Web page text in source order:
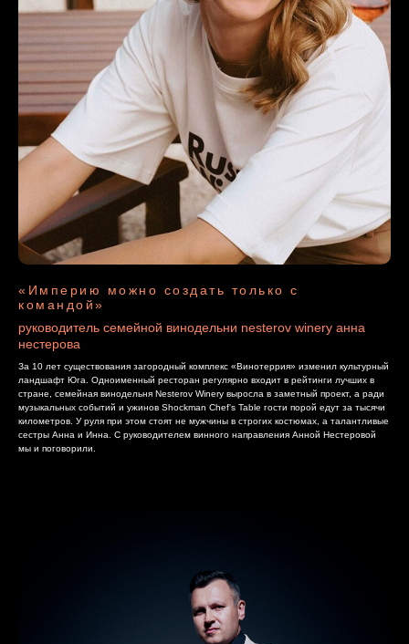
«Империю можно создать только с
командой»
руководитель семейной винодельни nesterov winery анна
нестерова
За 10 лет существования загородный комплекс «Винотеррия» изменил культурный
ландшафт Юга. Одноименный ресторан регулярно входит в рейтинги лучших в
стране, семейная винодельня Nesterov Winery выросла в заметный проект, а ради
музыкальных событий и ужинов Shockman Chef's Table гости порой едут за тысячи
километров. У руля при этом стоят не мужчины в строгих костюмах, а талантливые
сестры Анна и Инна. С руководителем винного направления Анной Нестеровой
мы и поговорили.